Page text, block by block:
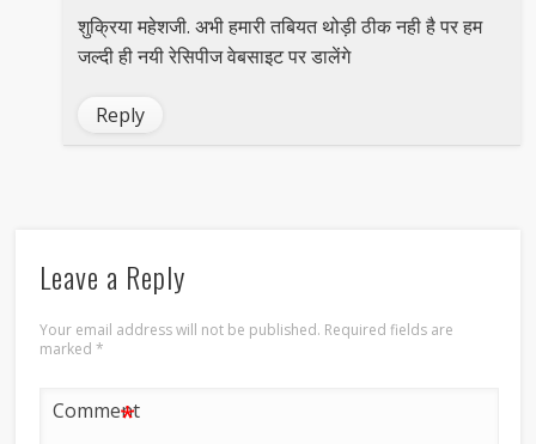
शुक्रिया महेशजी. अभी हमारी तबियत थोड़ी ठीक नही है पर हम
जल्दी ही नयी रेसिपीज वेबसाइट पर डालेंगे
Reply
Leave a Reply
Your email address will not be published. Required fields are
marked*
Comment
*